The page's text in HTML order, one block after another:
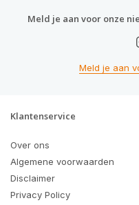
Meld je aan voor onze
Meld je aan
Klantenservice
Over ons
Algemene voorwaarden
Disclaimer
Privacy Policy